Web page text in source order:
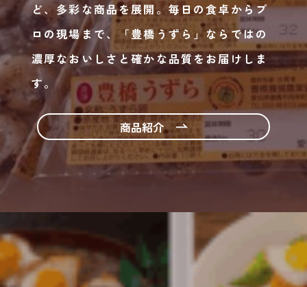
ど、多彩な商品を展開。 毎日の食卓からプ
ロの現場まで、「豊橋うずら」ならではの
濃厚なおいしさと確かな品質をお届けしま
す。
商品紹介